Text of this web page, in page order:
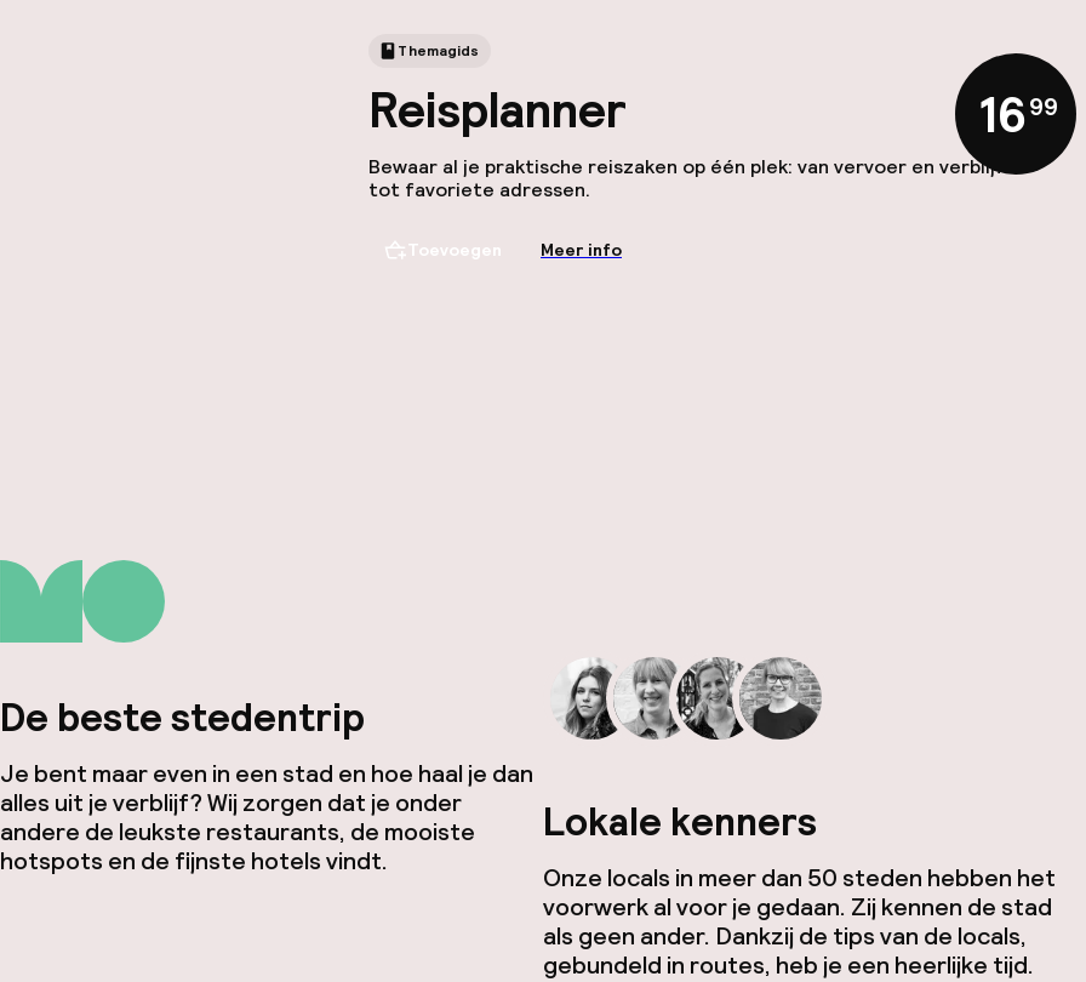
Themagids
Reisplanner
Bewaar al je praktische reiszaken op één plek: van vervoer en verblijf
tot favoriete adressen.
16,99
Toevoegen Meer info
De beste stedentrip
Je bent maar even in een stad en hoe haal je dan
alles uit je verblijf? Wij zorgen dat je onder
andere de leukste restaurants, de mooiste
hotspots en de fijnste hotels vindt.
Lokale kenners
Onze locals in meer dan 50 steden hebben het
voorwerk al voor je gedaan. Zij kennen de stad
als geen ander. Dankzij de tips van de locals,
gebundeld in routes, heb je een heerlijke tijd.